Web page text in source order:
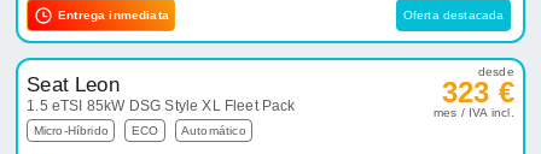
Entrega inmediata Oferta destacada
Seat Leon
1.5 eTSI 85kW DSG Style XL Fleet Pack
Micro-Híbrido ECO Automático
desde
323 €
mes / IVA incl.